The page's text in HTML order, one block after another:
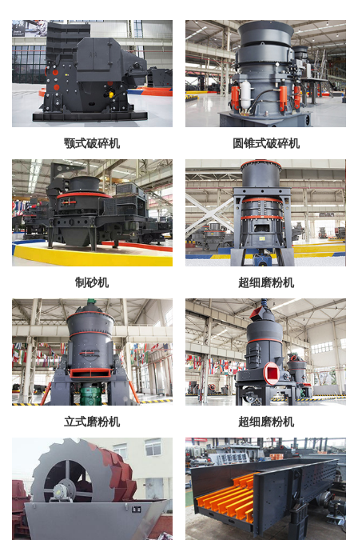
颚式破碎机 圆锥式破碎机
制砂机 超细磨粉机
立式磨粉机 超细磨粉机